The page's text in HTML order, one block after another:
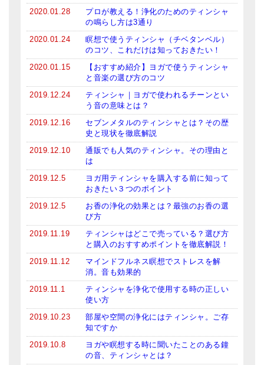
2020.01.28
プロが教える！浄化のためのティンシャ
の鳴らし方は3通り
2020.01.24
瞑想で使うティンシャ（チベタンベル）
のコツ、これだけは知っておきたい！
2020.01.15
【おすすめ紹介】ヨガで使うティンシャ
と音楽の選び方のコツ
2019.12.24
ティンシャ｜ヨガで使われるチーンとい
う音の意味とは？
2019.12.16
セブンメタルのティンシャとは？その歴
史と現状を徹底解説
2019.12.10
通販でも人気のティンシャ。その理由と
は
2019.12.5
ヨガ用ティンシャを購入する前に知って
おきたい３つのポイント
2019.12.5
お香の浄化の効果とは？最強のお香の選
び方
2019.11.19
ティンシャはどこで売っている？選び方
と購入のおすすめポイントを徹底解説！
2019.11.12
マインドフルネス瞑想でストレスを解
消。音も効果的
2019.11.1
ティンシャを浄化で使用する時の正しい
使い方
2019.10.23
部屋や空間の浄化にはティンシャ。ご存
知ですか
2019.10.8
ヨガや瞑想する時に聞いたことのある鐘
の音、ティンシャとは？